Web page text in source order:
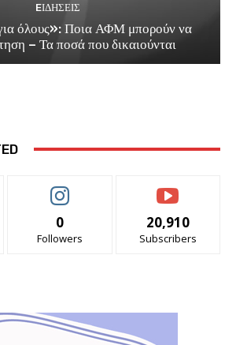
EΙΔΗΣΕΙΣ
όλους»: Ποια ΑΦΜ μπορούν να
– Τα ποσά που δικαιούνται
0
Followers
20,910
Subscribers